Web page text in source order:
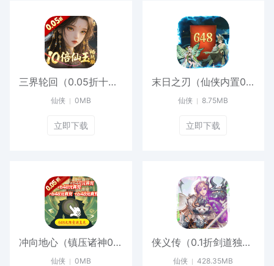
三界轮回（0.05折十倍仙玉畅玩版）官方下载
仙侠 0MB
立即下载
末日之刃（仙侠内置0.1折免费版）游戏
仙侠 8.75MB
立即下载
冲向地心（镇压诸神0.05折）手游
仙侠 0MB
侠义传（0.1折剑道独尊）最新
仙侠 428.35MB